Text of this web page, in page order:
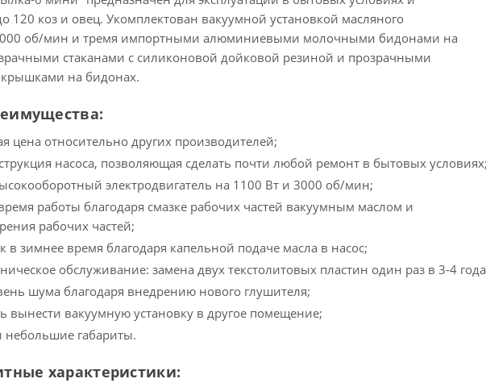
120 коз и овец. Укомплектован вакуумной установкой масляного
об/мин и тремя импортными алюминиевыми молочными бидонами на
стаканами с силиконовой дойковой резиной и прозрачными
на бидонах.
цена относительно других производителей;
насоса, позволяющая сделать почти любой ремонт в бытовых
электродвигатель на 1100 Вт и 3000 об/мин;
работы благодаря смазке рабочих частей вакуумным маслом и
рабочих частей;
в зимнее время благодаря капельной подаче масла в насос;
обслуживание: замена двух текстолитовых пластин один раз в 3-4
шума благодаря внедрению нового глушителя;
вынести вакуумную установку в другое помещение;
габариты.
характеристики: